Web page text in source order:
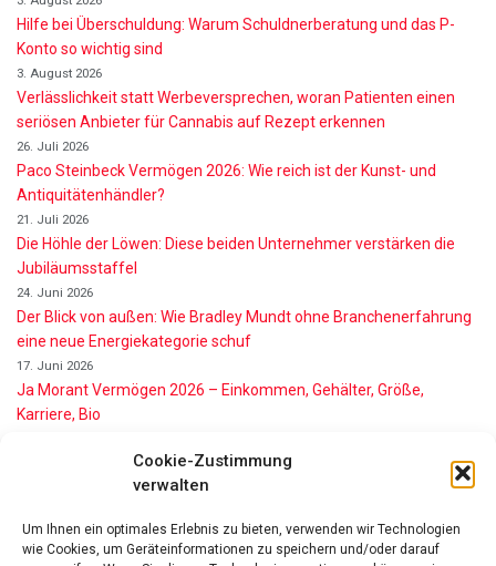
Cookie-Zustimmung
verwalten
Um Ihnen ein optimales Erlebnis zu bieten, verwenden wir Technologien
wie Cookies, um Geräteinformationen zu speichern und/oder darauf
Hilfe bei Überschuldung: Warum Schuldnerberatung und das P-
Konto so wichtig sind
3. August 2026
Verlässlichkeit statt Werbeversprechen, woran Patienten einen
seriösen Anbieter für Cannabis auf Rezept erkennen
26. Juli 2026
Paco Steinbeck Vermögen 2026: Wie reich ist der Kunst- und
Antiquitätenhändler?
21. Juli 2026
Die Höhle der Löwen: Diese beiden Unternehmer verstärken die
Jubiläumsstaffel
24. Juni 2026
Der Blick von außen: Wie Bradley Mundt ohne Branchenerfahrung
eine neue Energiekategorie schuf
17. Juni 2026
Ja Morant Vermögen 2026 – Einkommen, Gehälter, Größe,
Karriere, Bio
Alice Walton Vermögen 2026: So reich ist die Walmart-Erbin
wirklich
11. Juni 2026